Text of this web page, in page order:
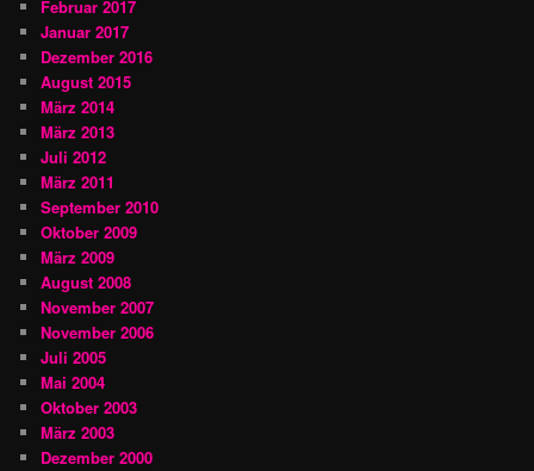
Februar 2017
Januar 2017
Dezember 2016
August 2015
März 2014
März 2013
Juli 2012
März 2011
September 2010
Oktober 2009
März 2009
August 2008
November 2007
November 2006
Juli 2005
Mai 2004
Oktober 2003
März 2003
Dezember 2000